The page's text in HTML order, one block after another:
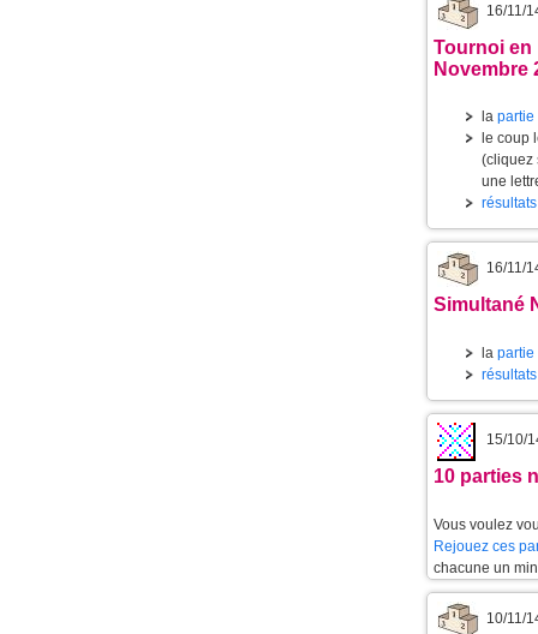
16/11/
Tournoi en
Novembre
la partie
le coup
(cliquez
une
16/11/
Simultané
la partie
15/10/
10 parties
Vous voulez
Rejouez ces
chacune un
10/11/